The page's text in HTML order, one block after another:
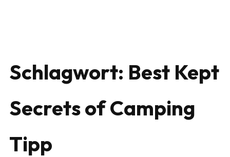
Schlagwort: Best Kept
Secrets of Camping
Tipp